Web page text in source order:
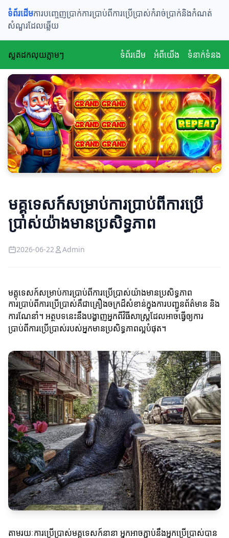
ទំព័រដើមការបញ្ចេញប្រាក់ការប្រាប់ពីការប្រើប្រាស់កំរាច់ប្រាក់និងកំណត់
សំណួរដែលឆ្លើយ
ស្លតដកលុយភ្លាមៗ ទំព័រដើម អំពីយើង ទំនាក់ទំនង
មគ្គុទេសក៍សម្រាប់ការប្រាប់ពីការប្រើ
ប្រាស់យ៉ាងមានប្រសិទ្ធភាព
2026-06-22 Admin
មគ្គុទេសក៍សម្រាប់ការប្រាប់ពីការប្រើប្រាស់យ៉ាងមានប្រសិទ្ធភាព
ការប្រាប់ពីការប្រើប្រាស់គឺជាគ្រឿងចក្រដ៏សំខាន់ក្នុងការបញ្ជូនព័ត៌មាន និង
ការណែនាំ។ អត្ថបទនេះនឹងបង្ហាញអ្នកពីវិធីសាស្ត្រដែលអាចធ្វើឲ្យការ
ប្រាប់ពីការប្រើប្រាស់របស់អ្នកមានប្រសិទ្ធភាពល្អបំផុត។
តាមរយៈការប្រើប្រាស់មគ្គុទេសក៍នានា អ្នកអាចភ្ជាប់នឹងអ្នកប្រើប្រាស់បាន